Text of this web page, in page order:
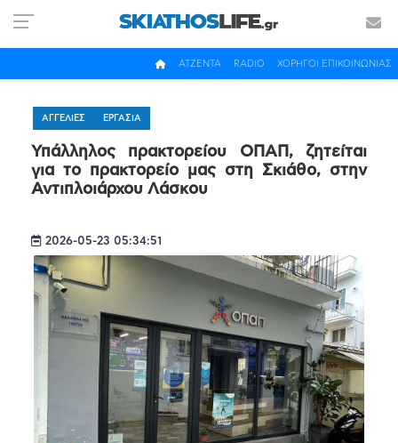
ΧΟΡΗΓΟΙ ΕΠΙΚΟΙΝΩΝΙΑΣ
RADIO
ΑΤΖΕΝΤΑ
ΑΓΓΕΛΙΕΣ ΕΡΓΑΣΙΑ
Υπάλληλος πρακτορείου ΟΠΑΠ, ζητείται
για το πρακτορείο μας στη Σκιάθο, στην
Αντιπλοιάρχου Λάσκου
2026-05-23 05:34:51